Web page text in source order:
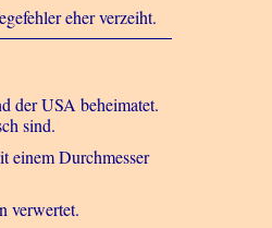
eher verzeiht.
der USA beheimatet.
sind.
einem Durchmesser
verwertet.